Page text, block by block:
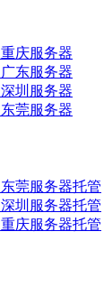
重庆服务器
广东服务器
深圳服务器
东莞服务器
东莞服务器托管
深圳服务器托管
重庆服务器托管